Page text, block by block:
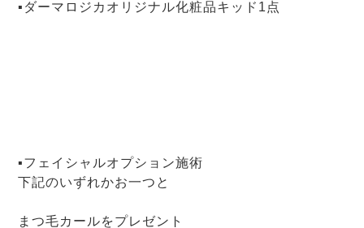
▪ダーマロジカオリジナル化粧品キッド1点
▪フェイシャルオプション施術
下記のいずれかお一つと
まつ毛カールをプレゼント